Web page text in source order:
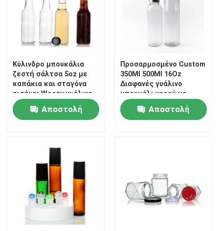
Κύλινδρο μπουκάλια
ζεστή σάλτσα 5oz με
καπάκια και σταγόνα
εισάγει Woozy γυάλινο
μπουκάλι
Αποστολή
Προσαρμοσμένο Custom
350Ml 500Ml 16Oz
Διαφανές γυάλινο
μπουκάλι νερού με
κάλυμμα από
ανοξείδωτο χάλυβα
Αποστολή